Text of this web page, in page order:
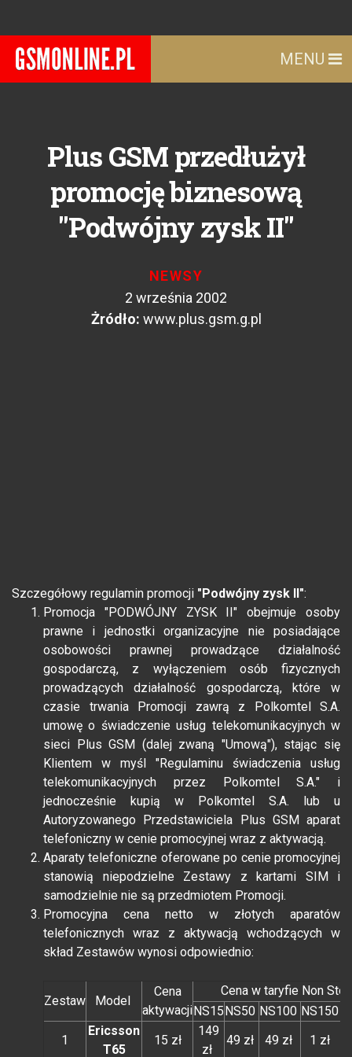
MENU
Plus GSM przedłużył
promocję biznesową
"Podwójny zysk II"
NEWSY
2 września 2002
Żródło: www.plus.gsm.g.pl
Szczegółowy regulamin promocji "Podwójny zysk II":
Promocja "PODWÓJNY ZYSK II" obejmuje osoby
prawne i jednostki organizacyjne nie posiadające
osobowości prawnej prowadzące działalność
gospodarczą, z wyłączeniem osób fizycznych
prowadzących działalność gospodarczą, które w
czasie trwania Promocji zawrą z Polkomtel S.A.
umowę o świadczenie usług telekomunikacyjnych w
sieci Plus GSM (dalej zwaną "Umową"), stając się
Klientem w myśl "Regulaminu świadczenia usług
telekomunikacyjnych przez Polkomtel S.A." i
jednocześnie kupią w Polkomtel S.A. lub u
Autoryzowanego Przedstawiciela Plus GSM aparat
telefoniczny w cenie promocyjnej wraz z aktywacją.
Aparaty telefoniczne oferowane po cenie promocyjnej
stanowią niepodzielne Zestawy z kartami SIM i
samodzielnie nie są przedmiotem Promocji.
Promocyjna cena netto w złotych aparatów
telefonicznych wraz z aktywacją wchodzących w
skład Zestawów wynosi odpowiednio:
Zestaw Model
Cena
aktywacji
Cena w taryfie Non Stop
NS15 NS50 NS100 NS150
1
Ericsson
T65
15 zł
149
zł
49 zł 49 zł 1 zł